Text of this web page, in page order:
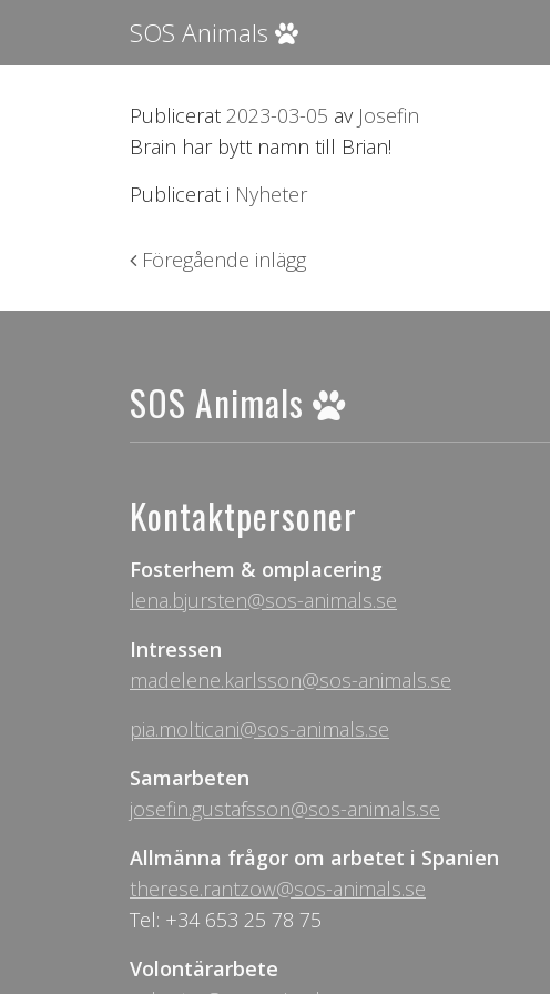
SOS Animals
Publicerat 2023-03-05 av Josefin
Brain har bytt namn till Brian!
Publicerat i Nyheter
Inläggsnavigering
Föregående inlägg
SOS Animals
Kontaktpersoner
Fosterhem & omplacering
lena.bjursten@sos-animals.se
Intressen
madelene.karlsson@sos-animals.se
pia.molticani@sos-animals.se
Samarbeten
josefin.gustafsson@sos-animals.se
Allmänna frågor om arbetet i Spanien
therese.rantzow@sos-animals.se
Tel: +34 653 25 78 75
Volontärarbete